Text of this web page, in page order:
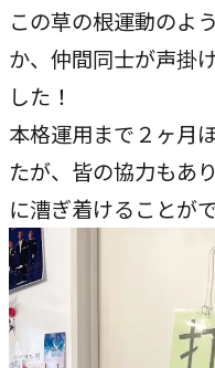
この草の根運動のよ
か、仲間同士が声掛
した！
本格運用まで２ヶ月
たが、皆の協力もあ
に漕ぎ着けることが